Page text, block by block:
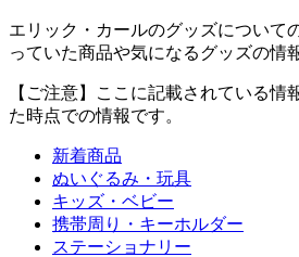
エリック・カールのグッズについて
っていた商品や気になるグッズの情
【ご注意】ここに記載されている情
た時点での情報です。
新着商品
ぬいぐるみ・玩具
キッズ・ベビー
携帯周り・キーホルダー
ステーショナリー